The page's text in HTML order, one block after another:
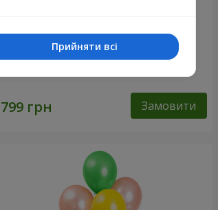
Замовити
Прийняти всі